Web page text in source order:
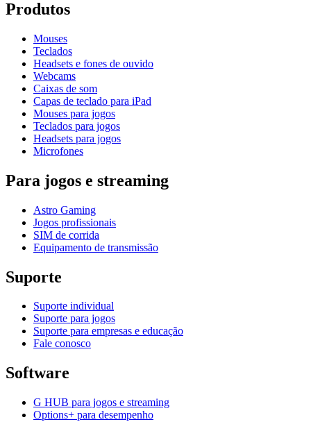
Produtos
Mouses
Teclados
Headsets e fones de ouvido
Webcams
Caixas de som
Capas de teclado para iPad
Mouses para jogos
Teclados para jogos
Headsets para jogos
Microfones
Para jogos e streaming
Astro Gaming
Jogos profissionais
SIM de corrida
Equipamento de transmissão
Suporte
Suporte individual
Suporte para jogos
Suporte para empresas e educação
Fale conosco
Software
G HUB para jogos e streaming
Options+ para desempenho